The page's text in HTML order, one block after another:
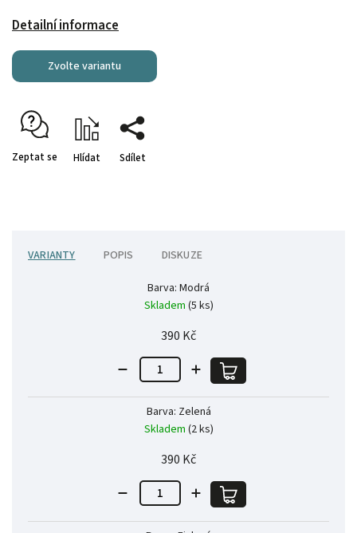
Detailní informace
Zvolte variantu
Zeptat se Hlídat Sdílet
VARIANTY POPIS DISKUZE
Barva: Modrá
Skladem (5 ks)
390 Kč
Barva: Zelená
Skladem (2 ks)
390 Kč